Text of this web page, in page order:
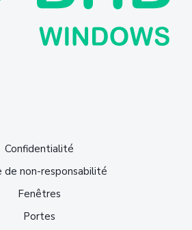
Confidentialité
de non-responsabilité
Fenêtres
Portes